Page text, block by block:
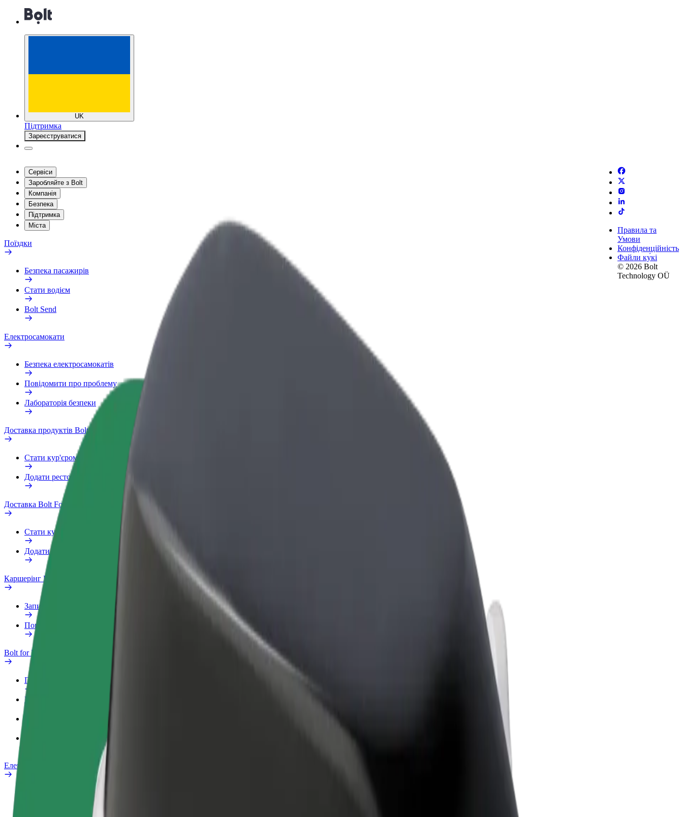
UK
Підтримка
Зареєструватися
Сервіси
Заробляйте з Bolt
Компанія
Безпека
Підтримка
Міста
Поїздки
Безпека пасажирів
Стати водієм
Bolt Send
Електросамокати
Безпека електросамокатів
Повідомити про проблему
Лабораторія безпеки
Доставка продуктів Bolt Market
Стати кур'єром
Додати ресторан чи крамницю
Доставка Bolt Food
Стати кур'єром
Додати ресторан чи крамницю
Каршерінг Bolt Drive
Запитання та відповіді
Повідомити про проблему з ТЗ
Bolt for Business
Переваги
Робочий обліковий запис
Bolt Food для корпоративних клієнтів
Електровелосипеди
Лабораторія безпеки
Повідомити про проблему
Правила та
Умови
Конфіденційність
Файли ку́кі
© 2026 Bolt
Technology OÜ